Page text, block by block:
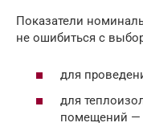
Показатели
не ошибиться с
для
для
помещений —